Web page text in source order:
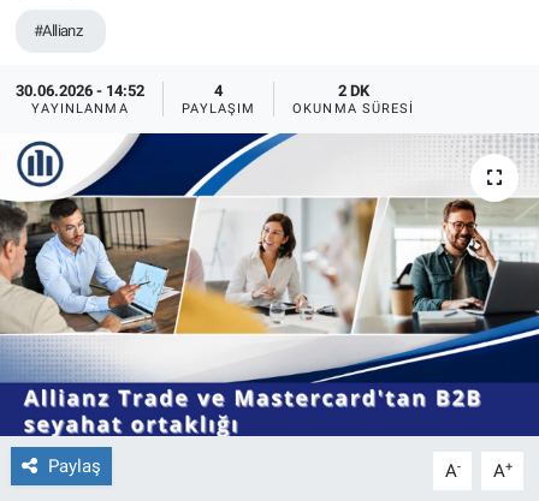
#Allianz
30.06.2026 - 14:52
YAYINLANMA
4
PAYLAŞIM
2 DK
OKUNMA SÜRESI
Paylaş A- A+